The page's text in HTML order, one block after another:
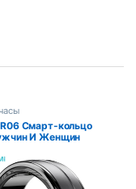
R06 Смарт-кольцо
И Женщин
Режим
Сердечного Ритма